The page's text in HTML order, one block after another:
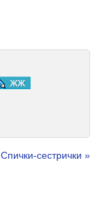
Спички-сестрички »